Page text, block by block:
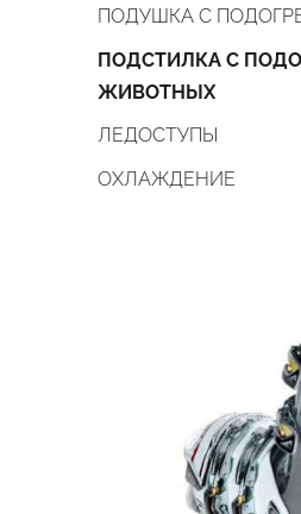
ПОДУШКА С
ПОДСТИЛКА С
ЖИВОТНЫХ
ЛЕДОСТУПЫ
ОХЛАЖДЕНИЕ